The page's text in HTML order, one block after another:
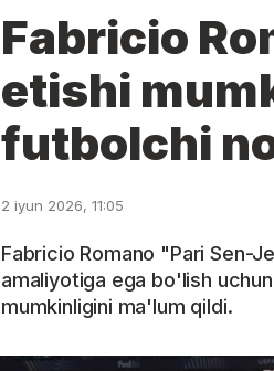
Fabricio
etishi
futbolchi
2 iyun 2026, 11:05
Fabricio Romano "Pari Sen-
amaliyotiga ega bo'lish
mumkinligini ma'lum qildi.